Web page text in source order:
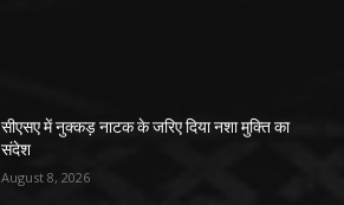
सीएसए में नुक्कड़ नाटक के जरिए दिया नशा मुक्ति का
संदेश
August 8, 2026